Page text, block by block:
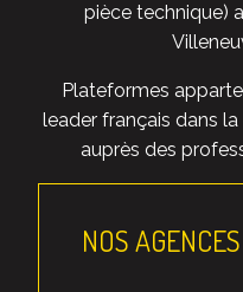
pièce technique)
Plateformes
leader français dans
auprès des
NOS